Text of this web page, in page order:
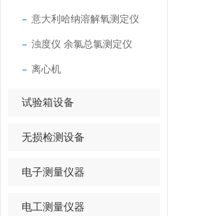
意大利哈纳溶解氧测定仪
浊度仪 余氯总氯测定仪
离心机
试验箱设备
无损检测设备
电子测量仪器
电工测量仪器